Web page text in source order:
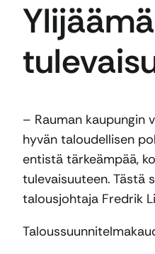
– Rauman
hyvän taloudellisen
entistä tärkeämpää,
tulevaisuuteen. Tästä
talousjohtaja Fredrik